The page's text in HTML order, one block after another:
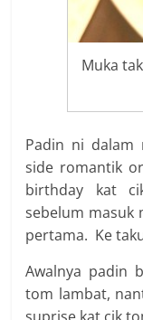
Muka
Padin ni dalam
side romantik
birthday kat
sebelum masuk
pertama. Ke
Awalnya padin
tom lambat,